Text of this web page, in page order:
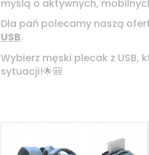
myślą o aktywnych,
Dla pań polecamy naszą
USB.
Wybierz męski plecak z
sytuacji!🌟🎒